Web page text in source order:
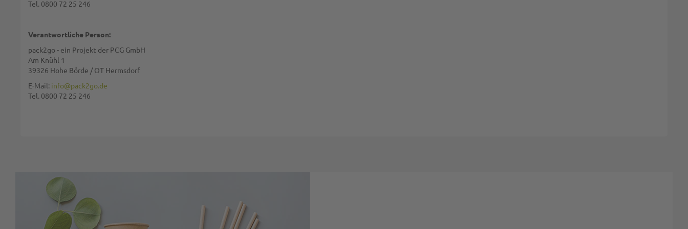
Tel. 0800 72 25 246
Verantwortliche Person:
pack2go - ein Projekt der PCG GmbH
Am Knühl 1
39326 Hohe Börde / OT Hermsdorf
E-Mail: info@pack2go.de
Tel. 0800 72 25 246